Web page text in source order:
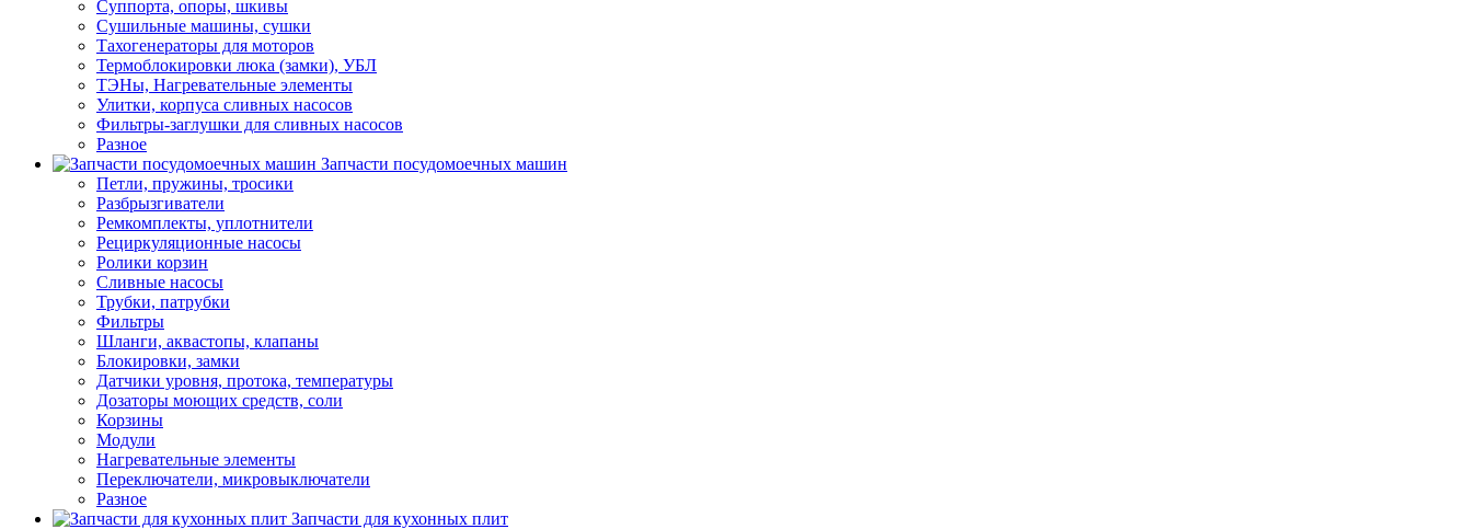
Суппорта, опоры, шкивы
Сушильные машины, сушки
Тахогенераторы для моторов
Термоблокировки люка (замки), УБЛ
ТЭНы, Нагревательные элементы
Улитки, корпуса сливных насосов
Фильтры-заглушки для сливных насосов
Разное
Запчасти посудомоечных машин
Петли, пружины, тросики
Разбрызгиватели
Ремкомплекты, уплотнители
Рециркуляционные насосы
Ролики корзин
Сливные насосы
Трубки, патрубки
Фильтры
Шланги, аквастопы, клапаны
Блокировки, замки
Датчики уровня, протока, температуры
Дозаторы моющих средств, соли
Корзины
Модули
Нагревательные элементы
Переключатели, микровыключатели
Разное
Запчасти для кухонных плит